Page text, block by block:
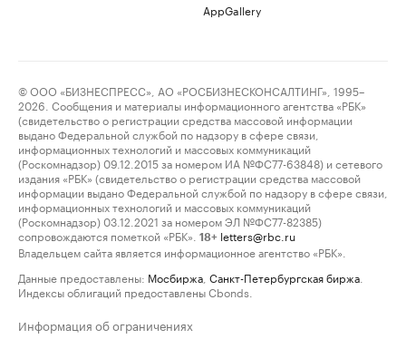
AppGallery
© ООО «БИЗНЕСПРЕСС», АО «РОСБИЗНЕСКОНСАЛТИНГ», 1995–
2026. Сообщения и материалы информационного агентства «РБК»
(свидетельство о регистрации средства массовой информации
выдано Федеральной службой по надзору в сфере связи,
информационных технологий и массовых коммуникаций
(Роскомнадзор) 09.12.2015 за номером ИА №ФС77-63848) и сетевого
издания «РБК» (свидетельство о регистрации средства массовой
информации выдано Федеральной службой по надзору в сфере связи,
информационных технологий и массовых коммуникаций
(Роскомнадзор) 03.12.2021 за номером ЭЛ №ФС77-82385)
сопровождаются пометкой «РБК».
18+ letters@rbc.ru
Владельцем сайта является информационное агентство «РБК».
Данные предоставлены: Мосбиржа Санкт-Петербургская биржа
Индексы облигаций предоставлены Cbonds.
Информация об ограничениях